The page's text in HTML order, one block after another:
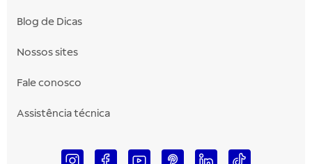
Blog de Dicas
Nossos sites
Fale conosco
Assistência técnica